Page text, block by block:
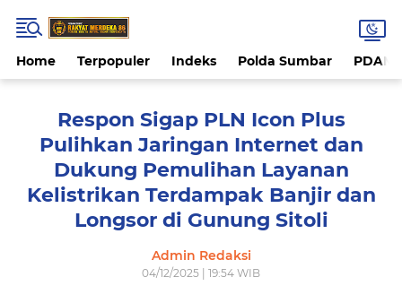
Home Terpopuler Indeks Polda Sumbar PDAM
Respon Sigap PLN Icon Plus
Pulihkan Jaringan Internet dan
Dukung Pemulihan Layanan
Kelistrikan Terdampak Banjir dan
Longsor di Gunung Sitoli
Admin Redaksi
04/12/2025 | 19:54 WIB